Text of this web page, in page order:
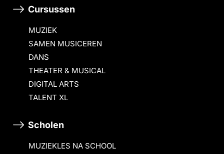
Cursussen
MUZIEK
SAMEN MUSICEREN
DANS
THEATER & MUSICAL
DIGITAL ARTS
TALENT XL
Scholen
MUZIEKLES NA SCHOOL